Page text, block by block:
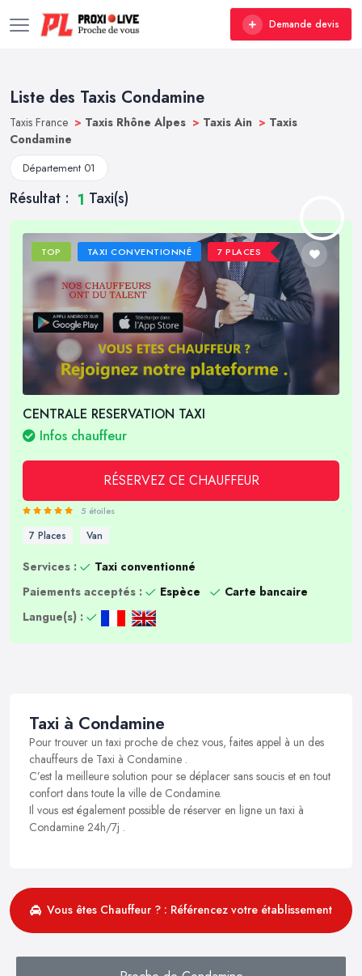
Demande devis
Liste des Taxis Condamine
Taxis France > Taxis Rhône Alpes > Taxis Ain > Taxis
Condamine
Département 01
Résultat : 1 Taxi(s)
TOP TAXI CONVENTIONNÉ 7 PLACES
CENTRALE RESERVATION TAXI
Infos chauffeur
RÉSERVEZ CE CHAUFFEUR
5 étoiles
7 Places Van
Services :
Taxi conventionné
Paiements acceptés :
Espèce
Carte bancaire
Langue(s) :
Taxi à Condamine
Pour trouver un taxi proche de chez vous, faites appel à un des
chauffeurs de Taxi à Condamine .
C’est la meilleure solution pour se déplacer sans soucis et en tout
confort dans toute la ville de Condamine.
Il vous est également possible de réserver en ligne un taxi à
Condamine 24h/7j .
Vous êtes Chauffeur ? : Référencez votre établissement